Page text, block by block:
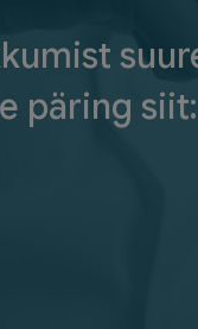
päring siit: